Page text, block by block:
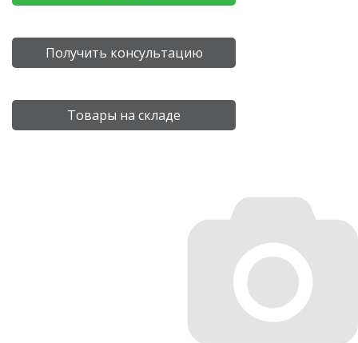
Получить консультацию
Товары на складе